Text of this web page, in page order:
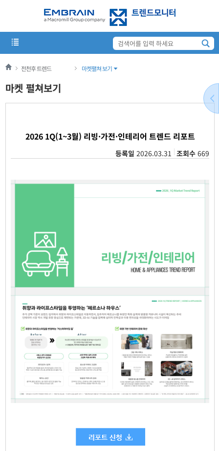
전천후 트렌드 마켓펼쳐 보기
마켓 펼쳐보기
2026 1Q(1~3월) 리빙·가전·인테리어 트렌드 리포트
등록일 2026.03.31 조회수 669